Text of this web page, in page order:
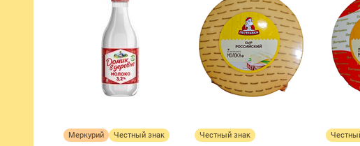
Меркурий Честный знак Честный знак